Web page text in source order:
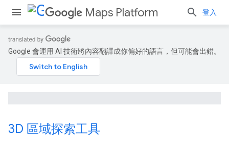
Maps Platform 登入
Google 會運用 AI 技術將內容翻譯成你偏好的語言，但可能會出錯。
3D 區域探索工具